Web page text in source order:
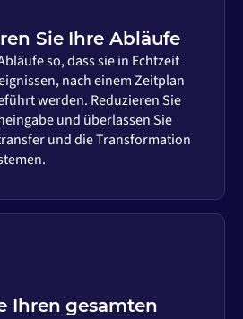
Sie Ihre Abläufe
so, dass sie in Echtzeit
nach einem Zeitplan
werden. Reduzieren Sie
und überlassen Sie
und die Transformation
Ihren gesamten